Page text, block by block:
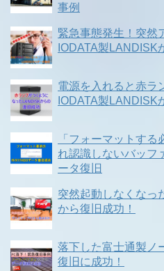
事例
緊急事態発生！突然
IODATA製LANDISK
電源を入れると赤ラ
IODATA製LANDISK
「フォーマットす
れ認識しないバッフ
ータ復旧
突然起動しなくなっ
から復旧成功！
落下した富士通製ノ
復旧に成功！